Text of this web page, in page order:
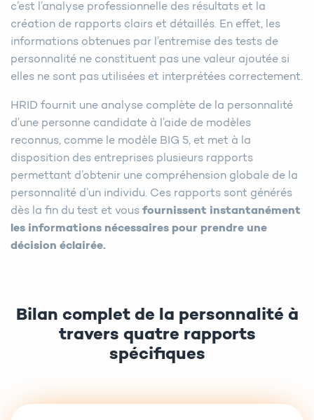
c’est l’analyse professionnelle des résultats et la
création de rapports clairs et détaillés. En effet, les
informations obtenues par l’entremise des tests de
personnalité ne constituent pas une valeur ajoutée si
elles ne sont pas utilisées et interprétées correctement.
HRID fournit une analyse complète de la personnalité
d’une personne candidate à l’aide de modèles
reconnus, comme le modèle BIG 5, et met à la
disposition des entreprises plusieurs rapports
permettant d’obtenir une compréhension globale de la
personnalité d’un individu. Ces rapports sont générés
dès la fin du test et vous fournissent instantanément
les informations nécessaires pour prendre une
décision éclairée.
Bilan complet de la personnalité à
travers quatre rapports
spécifiques